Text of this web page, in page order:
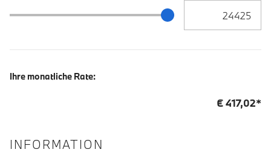
Zielrate / Restbetrag Schieberegler
Ihre monatliche Rate:
€417,02*
INFORMATION